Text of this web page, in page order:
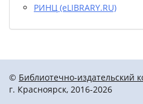
РИНЦ (eLIBRARY.RU)
© Библиотечно-издательский
г. Красноярск, 2016-2026